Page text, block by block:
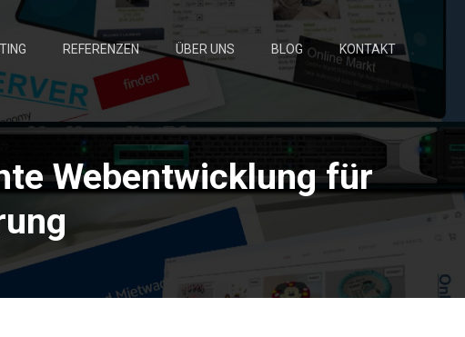
REFERENZEN ÜBER UNS BLOG KONTAKT
Webentwicklung für